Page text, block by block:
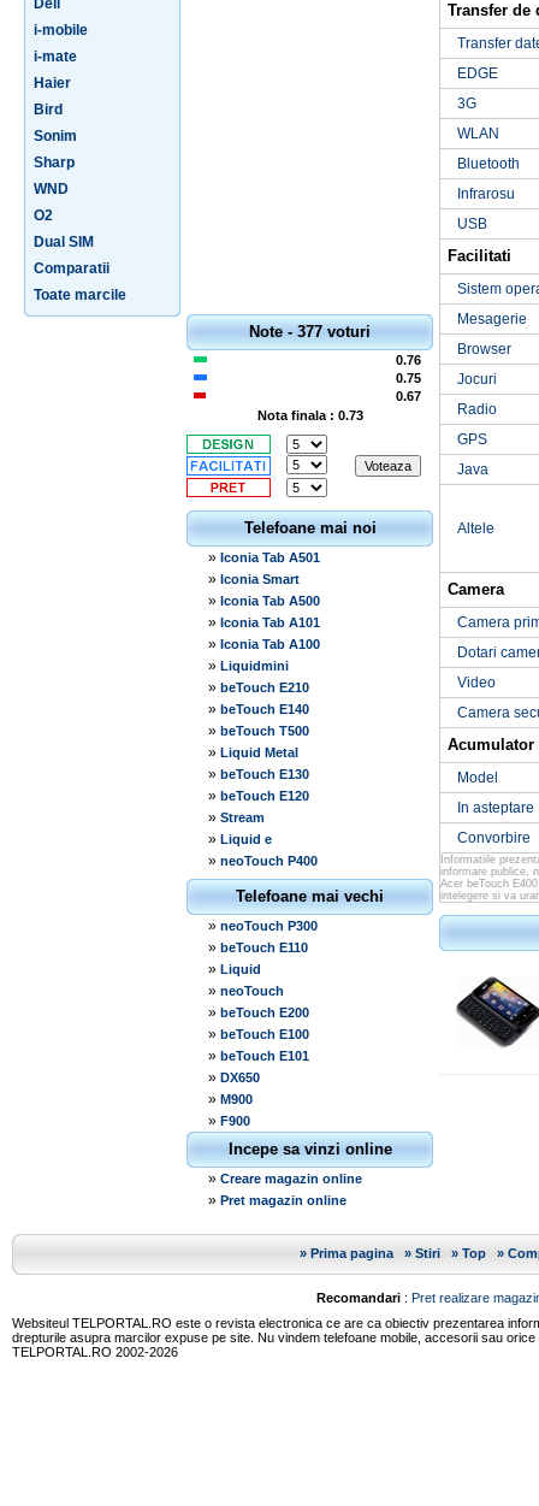
Dell
i-mobile
i-mate
Haier
Bird
Sonim
Sharp
WND
O2
Dual SIM
Comparatii
Toate marcile
Note - 377 voturi
0.76
0.75
0.67
Nota finala : 0.73
Telefoane mai noi
» Iconia Tab A501
» Iconia Smart
» Iconia Tab A500
» Iconia Tab A101
» Iconia Tab A100
» Liquidmini
» beTouch E210
» beTouch E140
» beTouch T500
» Liquid Metal
» beTouch E130
» beTouch E120
» Stream
» Liquid e
» neoTouch P400
Telefoane mai vechi
» neoTouch P300
» beTouch E110
» Liquid
» neoTouch
» beTouch E200
» beTouch E100
» beTouch E101
» DX650
» M900
» F900
Incepe sa vinzi online
» Creare magazin online
» Pret magazin online
Transfer de
Transfer
EDGE
3G
WLAN
Bluetooth
Infrarosu
USB
Facilitati
Sistem
Mesagerie
Browser
Jocuri
Radio
GPS
Java
Altele
Camera
Camera
Dotari
Video
Camera
Acumulator
Model
In asteptare
Convorbire
Informatiile
informare publice,
Acer beTouch
intelegere si va
» Prima pagina» Stiri» Top»
Recomandari : Pret realizare
Websiteul TELPORTAL.RO este o revista electronica ce are ca obiectiv prezentarea
drepturile asupra marcilor expuse pe site. Nu vindem telefoane mobile, accesorii sau
TELPORTAL.RO 2002-2026